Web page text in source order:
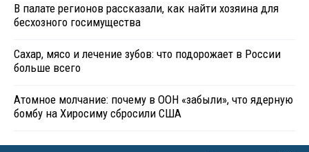
В палате регионов рассказали, как найти хозяина для
бесхозного госимущества
Сахар, мясо и лечение зубов: что подорожает в России
больше всего
Атомное молчание: почему в ООН «забыли», что ядерную
бомбу на Хиросиму сбросили США